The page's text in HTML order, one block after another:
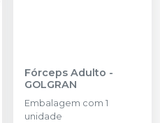
Fórceps Adulto -
GOLGRAN
Embalagem com 1
unidade